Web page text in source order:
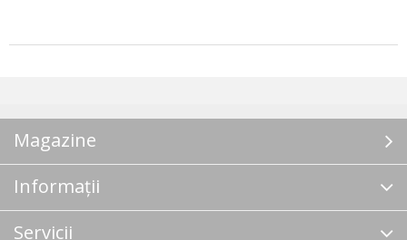
Magazine
Informații
Servicii